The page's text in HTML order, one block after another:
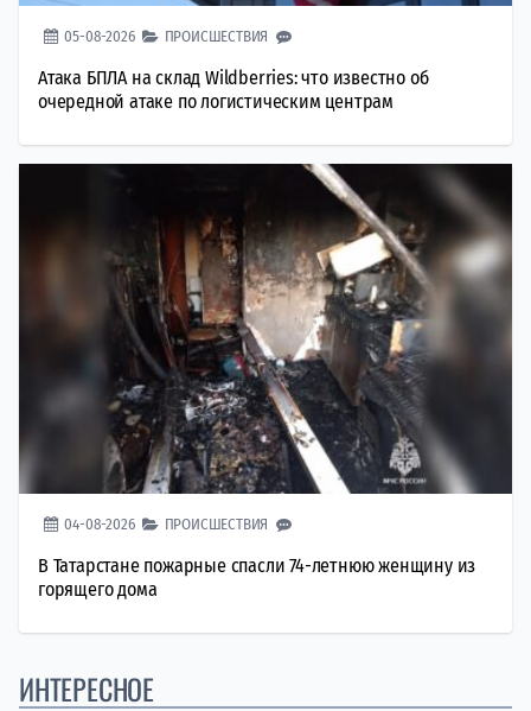
05-08-2026 ПРОИСШЕСТВИЯ
Атака БПЛА на склад Wildberries: что известно об
очередной атаке по логистическим центрам
04-08-2026 ПРОИСШЕСТВИЯ
В Татарстане пожарные спасли 74-летнюю женщину из
горящего дома
ИНТЕРЕСНОЕ